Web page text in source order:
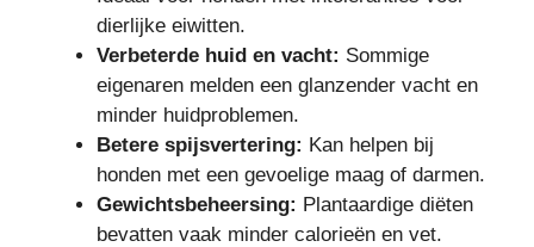
dierlijke eiwitten.
Verbeterde huid en vacht: Sommige
eigenaren melden een glanzender vacht en
minder huidproblemen.
Betere spijsvertering: Kan helpen bij
honden met een gevoelige maag of darmen.
Gewichtsbeheersing: Plantaardige diëten
bevatten vaak minder calorieën en vet.